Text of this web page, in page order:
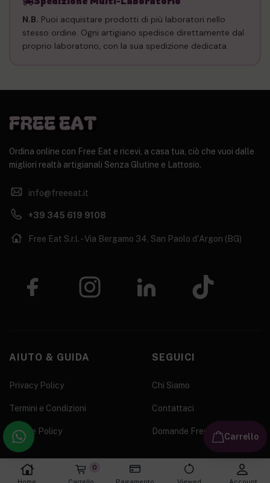
Carrello
0
N.B. Puoi acquistare prodotti di più laboratori nello
stesso ordine. Ogni artigiano spedisce direttamente dal
proprio laboratorio, con la sua spedizione dedicata.
Ordina online con Free Eat e ricevi, a casa tua, ciò che vuoi dalle
migliori realtà artigianali Senza Glutine e Lattosio.
info@freeeat.it
+39 345 619 9108
Free Eat S.r.l. - Via Bergamo 34, San Paolo d'Argon (BG)
AIUTO & GUIDA
Privacy Policy
Termini e Condizioni
Cookie Policy
SEGUICI
Chi Siamo
Contattaci
Domande Frequenti